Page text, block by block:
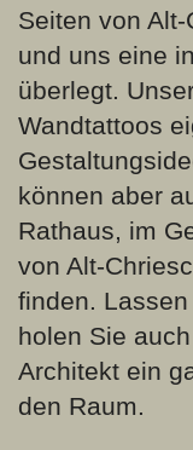
Seiten von
und uns eine
überlegt.
Wandtattoos
können aber
Rathaus, im
von Alt-
finden.
holen Sie
Architekt ein
den Raum.